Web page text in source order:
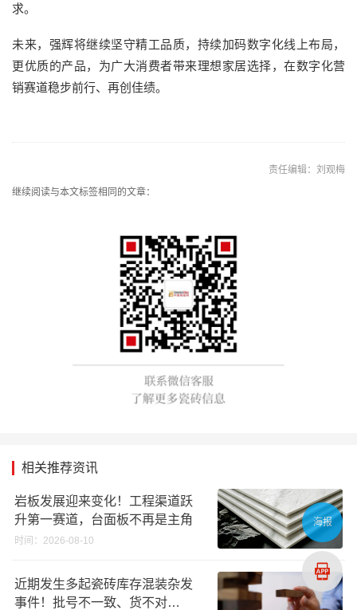
求。
未来，强辉将继续坚守精工品质，持续加码数字化线上布局，
更优质的产品，为广大消费者带来理想家居选择，在数字化营
销赛道稳步前行、再创佳绩。
责任编辑：刘观梅
继续阅读与本文标签相同的文章：
相关推荐资讯
岩板发展迎来变化！工程渠道跃
升第一赛道，台面板不再是主角
时间：2026-08-10
近期发生多起瓷砖库存混装杂发
事件！批号不一致、货不对
海报